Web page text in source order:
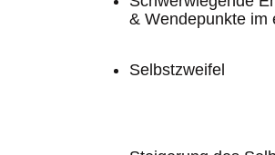
& Wendepunkte im
Selbstzweifel